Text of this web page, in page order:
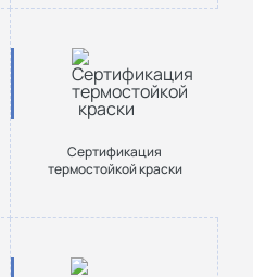
Сертификация
термостойкой краски